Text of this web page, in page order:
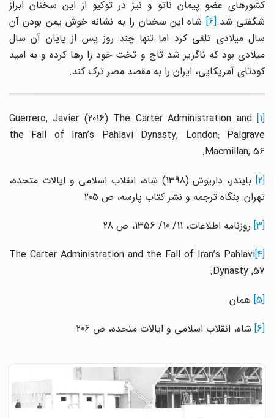
کشورهای عضو پیمان ناتو و نیز در توکیو از این سخنان ابراز
شگفتی شد.[6] شاه این سخنان را به نشانه خوش یمن بودن آن
سال میلادی تلقی کرد اما تنها چند روز پس از پایان آن سال
میلادی بود که ناگزیر شد تاج و تخت خود را رها کرده و به امید
کودتای آمریکایی، ایران را به مقصد مصر ترک کند.
Guerrero, Javier (2016) The Carter Administration and
the Fall of Iran’s Pahlavi Dynasty, London: Palgrave
Macmillan, 56.
بایندر، داریوش (1398) شاه، انقلاب اسلامی و ایالات متحده،
تهران: بنگاه ترجمه و نشر کتاب پارسه، ص 205
روزنامه اطلاعات، 11/ 10/ 1356، ص 28
The Carter Administration and the Fall of Iran’s Pahlavi
Dynasty ,57.
همان
شاه، انقلاب اسلامی و ایالات متحده، ص 206